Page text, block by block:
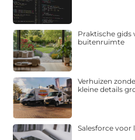
Praktische gids
buitenruimte
Verhuizen
kleine details
Salesforce voor